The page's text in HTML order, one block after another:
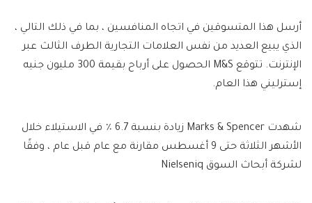
أرسل هذا المتسوقين في اتجاه المنافسين ، بما في ذلك التالي ،
الذي يبيع العديد من نفس العلامات التجارية الطرف الثالث عبر
الإنترنت. تتوقع M&S الحصول على أرباح بقيمة 300 مليون جنيه
إسترليني هذا العام.
شهدت Marks & Spencer زيادة بنسبة 6.7 ٪ في الاستيلاء خلال
الأشهر الثلاثة حتى 9 أغسطس مقارنة مع عام قبل عام ، وفقًا
لشركة أبحاث السوق Nielseniq